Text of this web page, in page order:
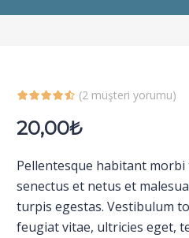
(2 müşteri yorumu)
20,00₺
Pellentesque habitant
senectus et netus et
turpis egestas. Vestibulum
feugiat vitae, ultricies eget,